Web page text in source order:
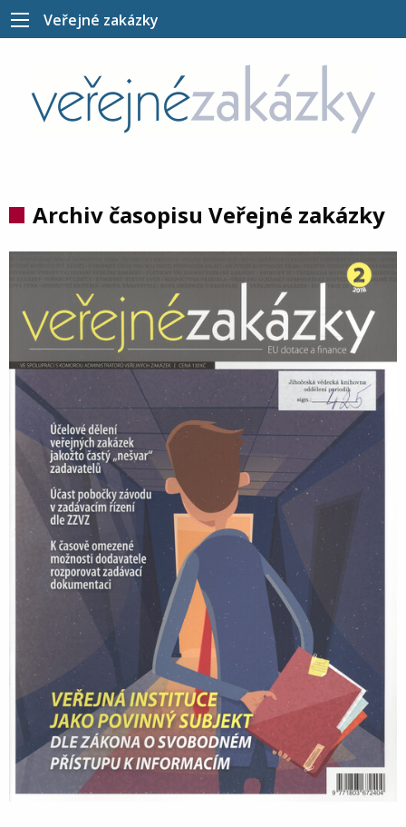
Veřejné zakázky
Archiv časopisu Veřejné zakázky